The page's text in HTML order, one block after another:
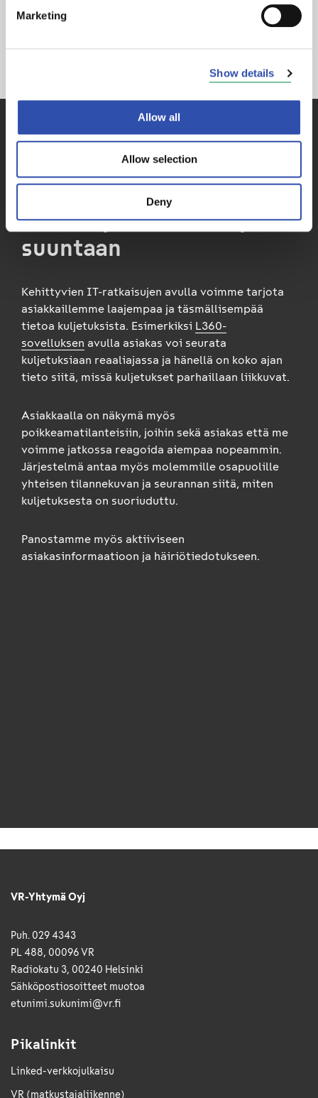
Marketing
Show details
Allow all
Allow selection
Deny
Kehitämme
tietojärjestelmiä ja
digitaalisia palveluja yhä
asiakasystävällisempään
suuntaan
Kehittyvien IT-ratkaisujen avulla voimme tarjota
asiakkaillemme laajempaa ja täsmällisempää
tietoa kuljetuksista. Esimerkiksi L360-
sovelluksen avulla asiakas voi seurata
kuljetuksiaan reaaliajassa ja hänellä on koko ajan
tieto siitä, missä kuljetukset parhaillaan liikkuvat.
Asiakkaalla on näkymä myös
poikkeamatilanteisiin, joihin sekä asiakas että me
voimme jatkossa reagoida aiempaa nopeammin.
Järjestelmä antaa myös molemmille osapuolille
yhteisen tilannekuvan ja seurannan siitä, miten
kuljetuksesta on suoriuduttu.
Panostamme myös aktiiviseen
asiakasinformaatioon ja häiriötiedotukseen.
VR-Yhtymä Oyj
Puh. 029 4343
PL 488, 00096 VR
Radiokatu 3, 00240 Helsinki
Sähkö­posti­osoitteet muotoa
etunimi.sukunimi@vr.fi
Pikalinkit
Linked-verkkojulkaisu
VR (matkustajaliikenne)